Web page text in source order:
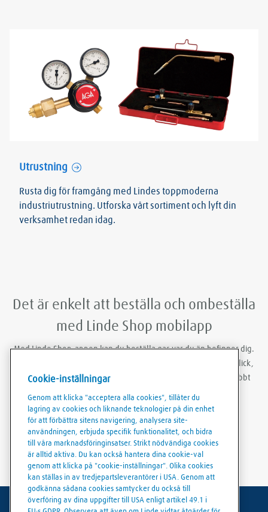
Utrustning
Rusta dig för framgång med Lindes toppmoderna
industriutrustning. Utforska vårt sortiment och lyft din
verksamhet redan idag.
Det är enkelt att beställa och ombeställa
med Linde Shop mobilapp
Med Linde Shop-appen kan du beställa gas var du än befinner dig.
Du kan vara inloggad, göra ombeställningar med bara några klick,
skapa ordermallar och ladda ner fakturor och följesedlar snabbt
och smidigt.
Cookie-inställningar
Genom att klicka "acceptera alla cookies", tillåter du
lagring av cookies och liknande teknologier på din enhet
för att förbättra sitens navigering, analysera site-
användningen, erbjuda specifik funktionalitet, och bidra
till våra marknadsföringinsatser. Strikt nödvändiga cookies
är alltid aktiva. Du kan också hantera dina cookie-val
genom att klicka på "cookie-inställningar". Olika cookies
kan ställas in av tredjepartsleverantörer i USA. Genom att
godkänna sådana cookies samtycker du också till
överföring av dina uppgifter till USA enligt artikel 49.1 i